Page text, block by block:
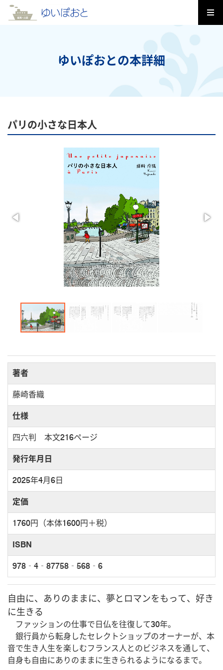
ゆいぽおとの本詳細
パリの小さな日本人
著者
藤崎香織
仕様
四六判 本文216ページ
発行年月日
2025年4月6日
定価
1760円（本体1600円＋税）
ISBN
978‐4‐87758‐568‐6
自由に、ありのままに、夢とロマンをもって、好き
に生きる
ファッションの仕事で日仏を往復して30年。
銀行員から転身したセレクトショップのオーナーが、本
音で生き人生を楽しむフランス人とのビジネスを通して、
自身も自由にありのままに生きられるようになるまで。